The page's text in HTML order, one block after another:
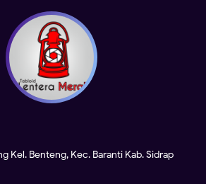
Kel. Benteng, Kec. Baranti Kab. Sidrap